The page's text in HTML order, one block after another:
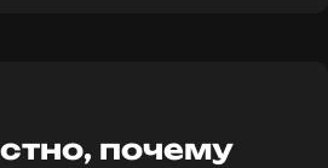
почему